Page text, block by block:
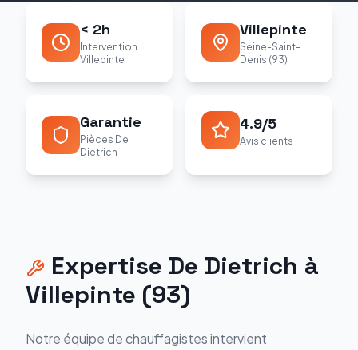
< 2h
Intervention
Villepinte
Villepinte
Seine-Saint-
Denis (93)
Garantie
Pièces De
Dietrich
4.9/5
Avis clients
Expertise De Dietrich à
Villepinte (93)
Notre équipe de chauffagistes intervient